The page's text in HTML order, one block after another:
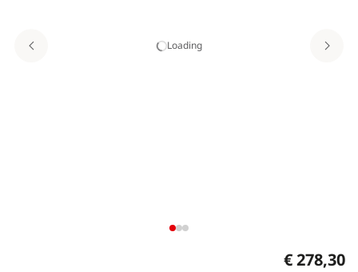
Loading
€ 278,30